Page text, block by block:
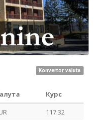
Konvertor valuta
Курс
117.32